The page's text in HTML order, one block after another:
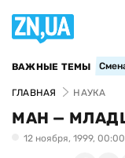
ВАЖНЫЕ ТЕМЫ
ГЛАВНАЯ НАУКА
МАН —
12 ноября, 1999, 00:00